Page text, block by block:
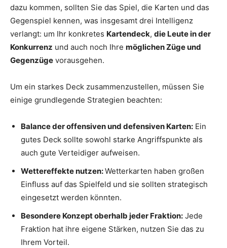
dazu kommen, sollten Sie das Spiel, die Karten und das
Gegenspiel kennen, was insgesamt drei Intelligenz
verlangt: um Ihr konkretes Kartendeck, die Leute in der
Konkurrenz und auch noch Ihre möglichen Züge und
Gegenzüge vorausgehen.
Um ein starkes Deck zusammenzustellen, müssen Sie
einige grundlegende Strategien beachten:
Balance der offensiven und defensiven Karten: Ein
gutes Deck sollte sowohl starke Angriffspunkte als
auch gute Verteidiger aufweisen.
Wettereffekte nutzen:Wetterkarten haben großen
Einfluss auf das Spielfeld und sie sollten strategisch
eingesetzt werden könnten.
Besondere Konzept oberhalb jeder Fraktion: Jede
Fraktion hat ihre eigene Stärken, nutzen Sie das zu
Ihrem Vorteil.